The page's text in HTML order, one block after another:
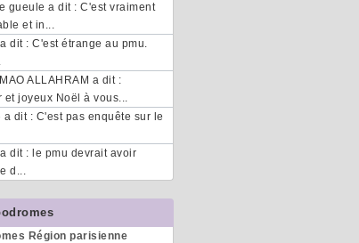
gueule a dit : C'est vraiment
et in...
dit : C'est étrange au pmu.
ALLAHRAM a dit :
et joyeux Noël à vous...
a dit : C'est pas enquête sur le
dit : le pmu devrait avoir
d...
Région parisienne